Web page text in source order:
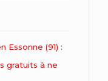
Essonne (91) :
gratuits à ne